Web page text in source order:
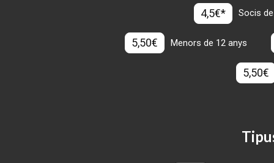
4,5€* Socis
5,50€ Menors de 12 anys
5,50€